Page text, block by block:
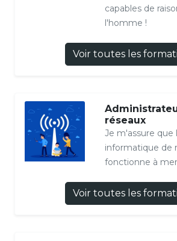
capables de
l'homme !
Voir toutes les
réseaux
Je m'assure que
informatique de
fonctionne à
Voir toutes les